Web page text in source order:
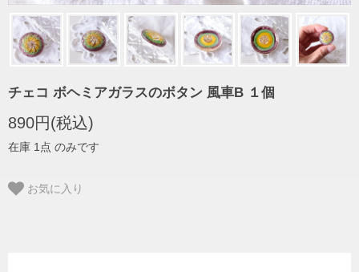
チェコ ボヘミアガラスのボタン 風車B １個
890円(税込)
在庫 1点 のみです
お気に入り